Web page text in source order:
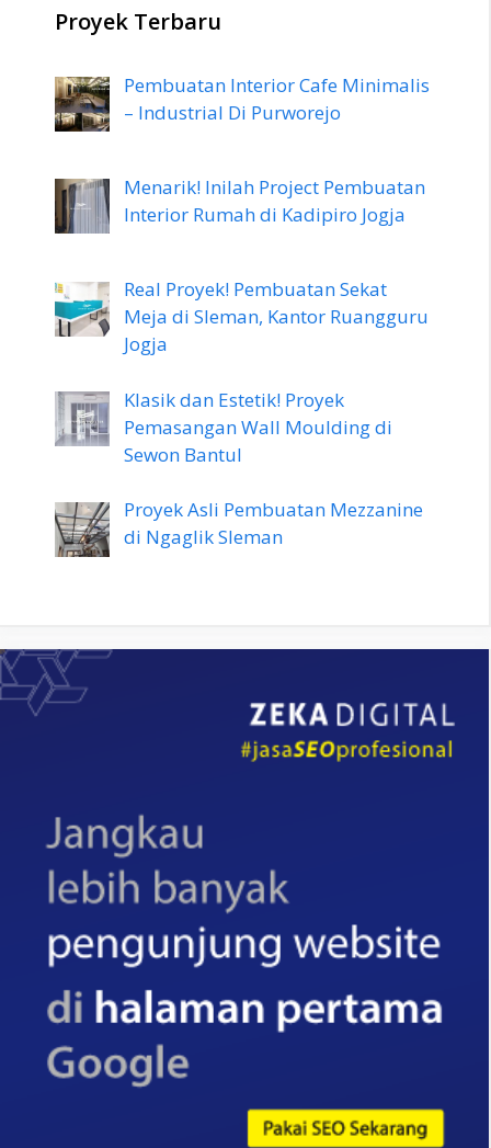
Proyek Terbaru
Pembuatan Interior Cafe Minimalis
– Industrial Di Purworejo
Menarik! Inilah Project Pembuatan
Interior Rumah di Kadipiro Jogja
Real Proyek! Pembuatan Sekat
Meja di Sleman, Kantor Ruangguru
Jogja
Klasik dan Estetik! Proyek
Pemasangan Wall Moulding di
Sewon Bantul
Proyek Asli Pembuatan Mezzanine
di Ngaglik Sleman